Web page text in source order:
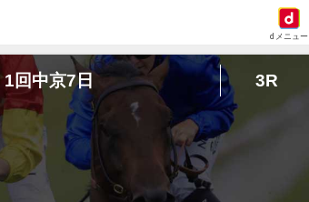
dメニュー
回中京7日 3R